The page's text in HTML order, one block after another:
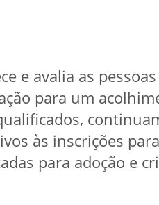
e avalia as
para um
às inscrições
para adoção e